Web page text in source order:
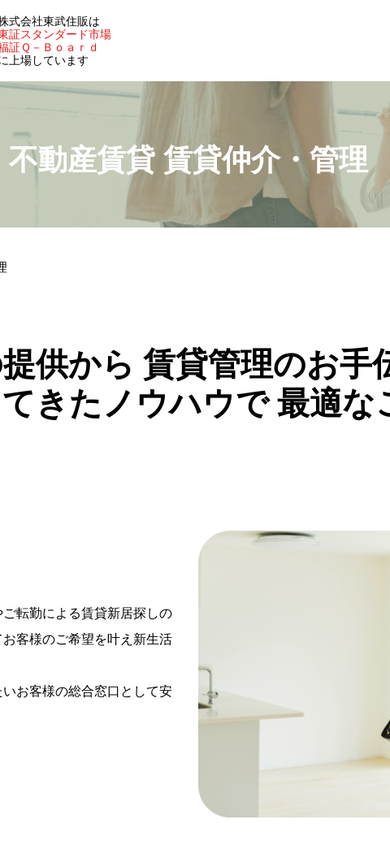
式会社東武住販は
証スタンダード市場
証Ｑ－Ｂｏａｒｄ
上場しています
不動産賃貸 賃貸仲介・管理
供から 賃貸管理のお手
きたノウハウで最適な
転勤による賃貸新居探しの
客様のご希望を叶え新生活
お客様の総合窓口として安